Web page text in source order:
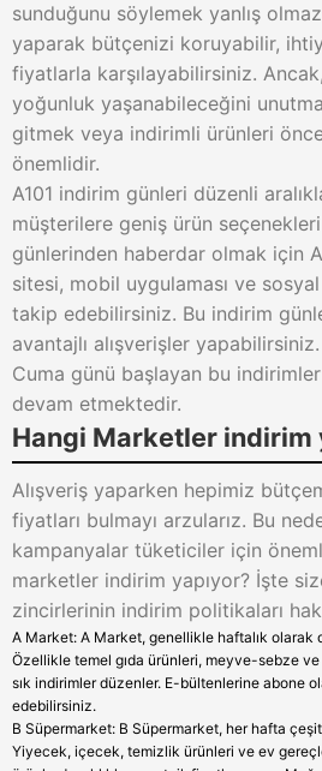
sunduğunu söylemek yanlış
yaparak bütçenizi koruyabilir,
fiyatlarla karşılayabilirsiniz.
yoğunluk yaşanabileceğini
gitmek veya indirimli ürünleri
önemlidir.
A101 indirim günleri düzenli
müşterilere geniş ürün
günlerinden haberdar olmak için
sitesi, mobil uygulaması ve
takip edebilirsiniz. Bu indirim
avantajlı alışverişler
Cuma günü başlayan bu
devam etmektedir.
Hangi Marketler indirim
Alışveriş yaparken hepimiz
fiyatları bulmayı arzularız. Bu
kampanyalar tüketiciler için
marketler indirim yapıyor? İşte
zincirlerinin indirim politikaları
A Market: A Market, genellikle haftalık olarak
Özellikle temel gıda ürünleri, meyve-sebze ve
sık indirimler düzenler. E-bültenlerine abone
edebilirsiniz.
B Süpermarket: B Süpermarket, her hafta
Yiyecek, içecek, temizlik ürünleri ve ev